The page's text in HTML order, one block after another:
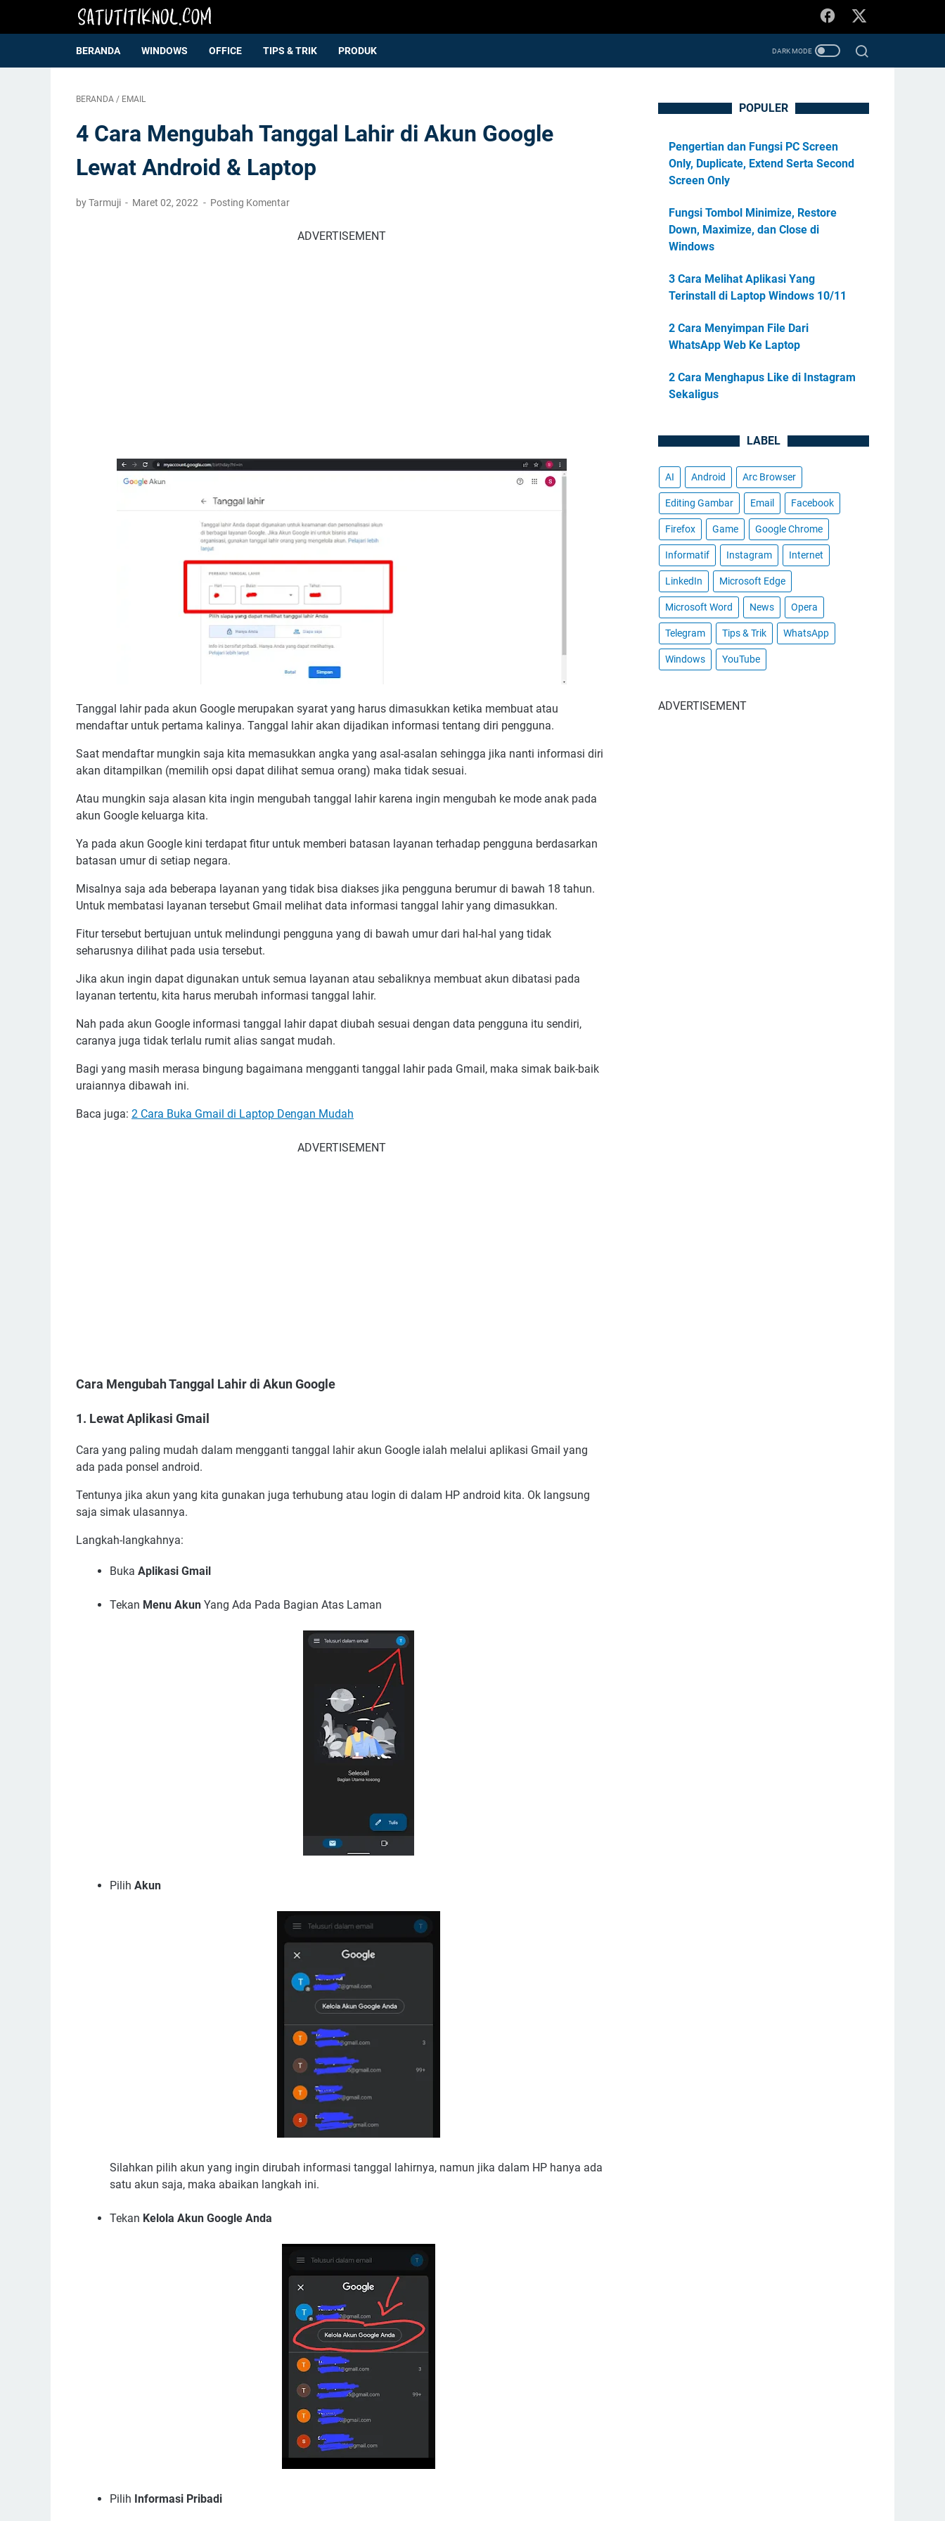
BERANDA WINDOWS OFFICE TIPS & TRIK PRODUK
BERANDA / EMAIL
4 Cara Mengubah Tanggal Lahir di Akun Google
Lewat Android & Laptop
by Tarmuji Maret 02, 2022 Posting Komentar
ADVERTISEMENT
Tanggal lahir pada akun Google merupakan syarat yang harus dimasukkan ketika membuat atau
mendaftar untuk pertama kalinya. Tanggal lahir akan dijadikan informasi tentang diri pengguna.
Saat mendaftar mungkin saja kita memasukkan angka yang asal-asalan sehingga jika nanti informasi diri
akan ditampilkan (memilih opsi dapat dilihat semua orang) maka tidak sesuai.
Atau mungkin saja alasan kita ingin mengubah tanggal lahir karena ingin mengubah ke mode anak pada
akun Google keluarga kita.
Ya pada akun Google kini terdapat fitur untuk memberi batasan layanan terhadap pengguna berdasarkan
batasan umur di setiap negara.
Misalnya saja ada beberapa layanan yang tidak bisa diakses jika pengguna berumur di bawah 18 tahun.
Untuk membatasi layanan tersebut Gmail melihat data informasi tanggal lahir yang dimasukkan.
Fitur tersebut bertujuan untuk melindungi pengguna yang di bawah umur dari hal-hal yang tidak
seharusnya dilihat pada usia tersebut.
Jika akun ingin dapat digunakan untuk semua layanan atau sebaliknya membuat akun dibatasi pada
layanan tertentu, kita harus merubah informasi tanggal lahir.
Nah pada akun Google informasi tanggal lahir dapat diubah sesuai dengan data pengguna itu sendiri,
caranya juga tidak terlalu rumit alias sangat mudah.
Bagi yang masih merasa bingung bagaimana mengganti tanggal lahir pada Gmail, maka simak baik-baik
uraiannya dibawah ini.
Baca juga: 2 Cara Buka Gmail di Laptop Dengan Mudah
ADVERTISEMENT
Cara Mengubah Tanggal Lahir di Akun Google
1. Lewat Aplikasi Gmail
Cara yang paling mudah dalam mengganti tanggal lahir akun Google ialah melalui aplikasi Gmail yang
ada pada ponsel android.
Tentunya jika akun yang kita gunakan juga terhubung atau login di dalam HP android kita. Ok langsung
saja simak ulasannya.
Langkah-langkahnya:
Buka Aplikasi Gmail
Tekan Menu Akun Yang Ada Pada Bagian Atas Laman
Pilih Akun
Silahkan pilih akun yang ingin dirubah informasi tanggal lahirnya, namun jika dalam HP hanya ada
satu akun saja, maka abaikan langkah ini.
Tekan Kelola Akun Google Anda
Pilih Informasi Pribadi
POPULER
Pengertian dan Fungsi PC Screen
Only, Duplicate, Extend Serta Second
Screen Only
Fungsi Tombol Minimize, Restore
Down, Maximize, dan Close di
Windows
3 Cara Melihat Aplikasi Yang
Terinstall di Laptop Windows 10/11
2 Cara Menyimpan File Dari
WhatsApp Web Ke Laptop
2 Cara Menghapus Like di Instagram
Sekaligus
LABEL
AI Android Arc Browser
Editing Gambar Email Facebook
Firefox Game Google Chrome
Informatif Instagram Internet
LinkedIn Microsoft Edge
Microsoft Word News Opera
Telegram Tips & Trik WhatsApp
Windows YouTube
ADVERTISEMENT